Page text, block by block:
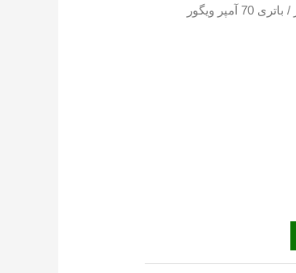
/ باتری 70 آمپر ویگور